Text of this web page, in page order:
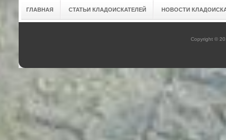
ГЛАВНАЯ СТАТЬИ КЛАДОИСКАТЕЛЕЙ НОВОСТИ
Copyright ©